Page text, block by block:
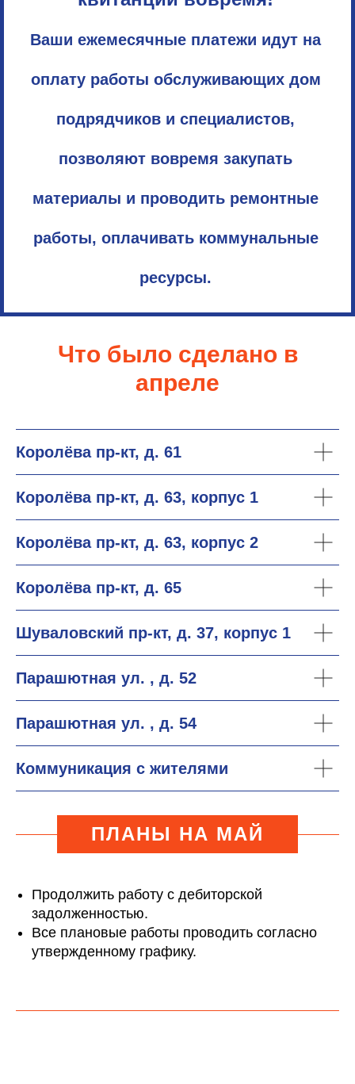
Ваши ежемесячные платежи идут на
оплату работы обслуживающих дом
подрядчиков и специалистов,
позволяют вовремя закупать
материалы и проводить ремонтные
работы, оплачивать коммунальные
ресурсы.
Что было сделано в
апреле
Королёва пр-кт, д. 61
Королёва пр-кт, д. 63, корпус 1
Королёва пр-кт, д. 63, корпус 2
Королёва пр-кт, д. 65
Шуваловский пр-кт, д. 37, корпус 1
Парашютная ул. , д. 52
Парашютная ул. , д. 54
Коммуникация с жителями
ПЛАНЫ НА МАЙ
Продолжить работу с дебиторской
задолженностью.
Все плановые работы проводить согласно
утвержденному графику.